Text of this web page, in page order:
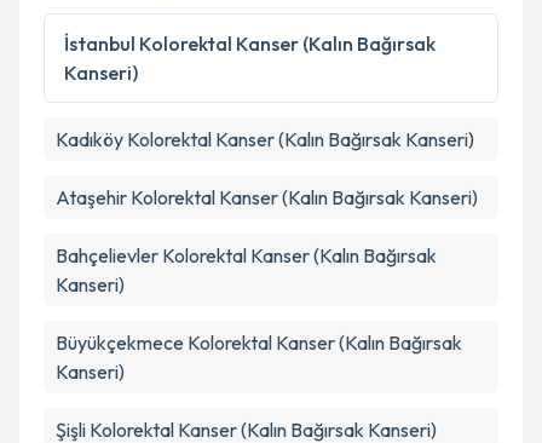
Metni'ni okudum ve kişisel verilerimin belirtilen
kapsamda işlenmesini kabul ediyorum.
İstanbul Kolorektal Kanser (Kalın Bağırsak
Kanseri)
Kadıköy Kolorektal Kanser (Kalın Bağırsak Kanseri)
Ataşehir Kolorektal Kanser (Kalın Bağırsak Kanseri)
Bahçelievler Kolorektal Kanser (Kalın Bağırsak
Kanseri)
Büyükçekmece Kolorektal Kanser (Kalın Bağırsak
Kanseri)
Şişli Kolorektal Kanser (Kalın Bağırsak Kanseri)